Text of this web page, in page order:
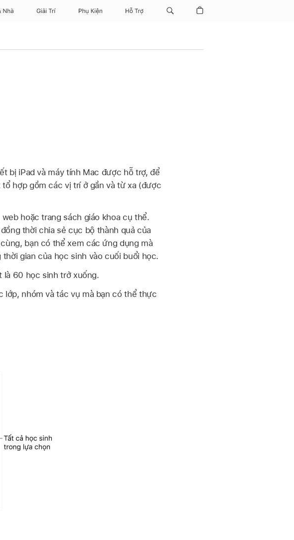
Nhà Giải Trí Phụ Kiện Hỗ Trợ
bị iPad và máy tính Mac được hỗ trợ, để
hợp gồm các vị trí ở gần và từ xa (được
hoặc trang sách giáo khoa cụ thể.
thời chia sẻ cục bộ thành quả của
bạn có thể xem các ứng dụng mà
gian của học sinh vào cuối buổi học.
là 60 học sinh trở xuống.
lớp, nhóm và tác vụ mà bạn có thể thực